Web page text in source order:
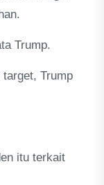
Trump.
Trump
itu terkait